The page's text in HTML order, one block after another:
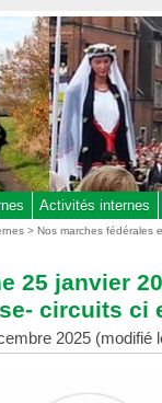
Activités internes
>Nos marches fédérales
25 janvier
circuits ci
2025 (modifié